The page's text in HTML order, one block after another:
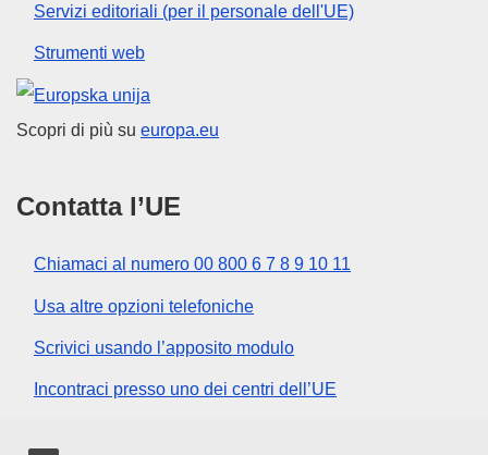
Servizi editoriali (per il personale dell'UE)
Strumenti web
Unione europea
Scopri di più su europa.eu
Contatta l’UE
Chiamaci al numero 00 800 6 7 8 9 10 11
Usa altre opzioni telefoniche
Scrivici usando l’apposito modulo
Incontraci presso uno dei centri dell’UE